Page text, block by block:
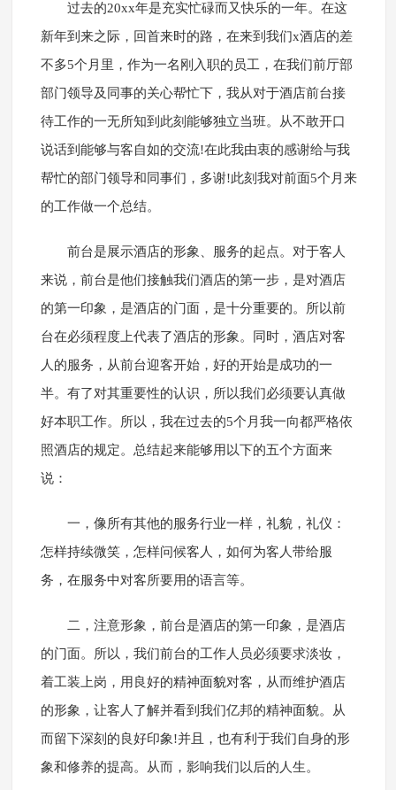
过去的20xx年是充实忙碌而又快乐的一年。在这
新年到来之际，回首来时的路，在来到我们x酒店的差
不多5个月里，作为一名刚入职的员工，在我们前厅部
部门领导及同事的关心帮忙下，我从对于酒店前台接
待工作的一无所知到此刻能够独立当班。从不敢开口
说话到能够与客自如的交流!在此我由衷的感谢给与我
帮忙的部门领导和同事们，多谢!此刻我对前面5个月来
的工作做一个总结。
前台是展示酒店的形象、服务的起点。对于客人
来说，前台是他们接触我们酒店的第一步，是对酒店
的第一印象，是酒店的门面，是十分重要的。所以前
台在必须程度上代表了酒店的形象。同时，酒店对客
人的服务，从前台迎客开始，好的开始是成功的一
半。有了对其重要性的认识，所以我们必须要认真做
好本职工作。所以，我在过去的5个月我一向都严格依
照酒店的规定。总结起来能够用以下的五个方面来
说：
一，像所有其他的服务行业一样，礼貌，礼仪：
怎样持续微笑，怎样问候客人，如何为客人带给服
务，在服务中对客所要用的语言等。
二，注意形象，前台是酒店的第一印象，是酒店
的门面。所以，我们前台的工作人员必须要求淡妆，
着工装上岗，用良好的精神面貌对客，从而维护酒店
的形象，让客人了解并看到我们亿邦的精神面貌。从
而留下深刻的良好印象!并且，也有利于我们自身的形
象和修养的提高。从而，影响我们以后的人生。